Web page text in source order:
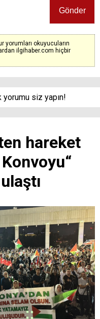
yorumları okuyucuların
ilgihaber.com hiçbir
yorumu siz yapın!
hareket